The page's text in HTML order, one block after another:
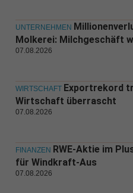
UNTERNEHMEN
Molkerei: Milchgeschäft
07.08.2026
WIRTSCHAFT Exportrekord
Wirtschaft überrascht
07.08.2026
FINANZEN RWE-Aktie im
für Windkraft-Aus
07.08.2026